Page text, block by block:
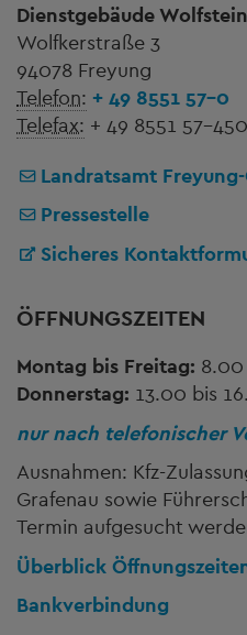
Dienstgebäude Wolfstein
Wolfkerstraße 3
94078 Freyung
Telefon: + 49 8551 57-0
Telefax: + 49 8551 57-
Landratsamt
Pressestelle
Sicheres
ÖFFNUNGSZEITEN
Montag bis Freitag: 8.00
Donnerstag: 13.00 bis
nur nach telefonischer
Ausnahmen: Kfz-
Grafenau sowie
Termin aufgesucht
Überblick
Bankverbindung